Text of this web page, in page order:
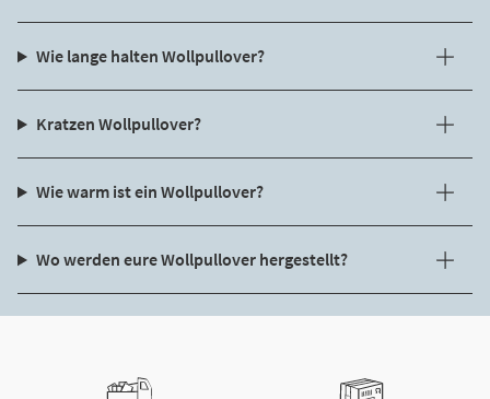
Wie lange halten Wollpullover?
Kratzen Wollpullover?
Wie warm ist ein Wollpullover?
Wo werden eure Wollpullover hergestellt?